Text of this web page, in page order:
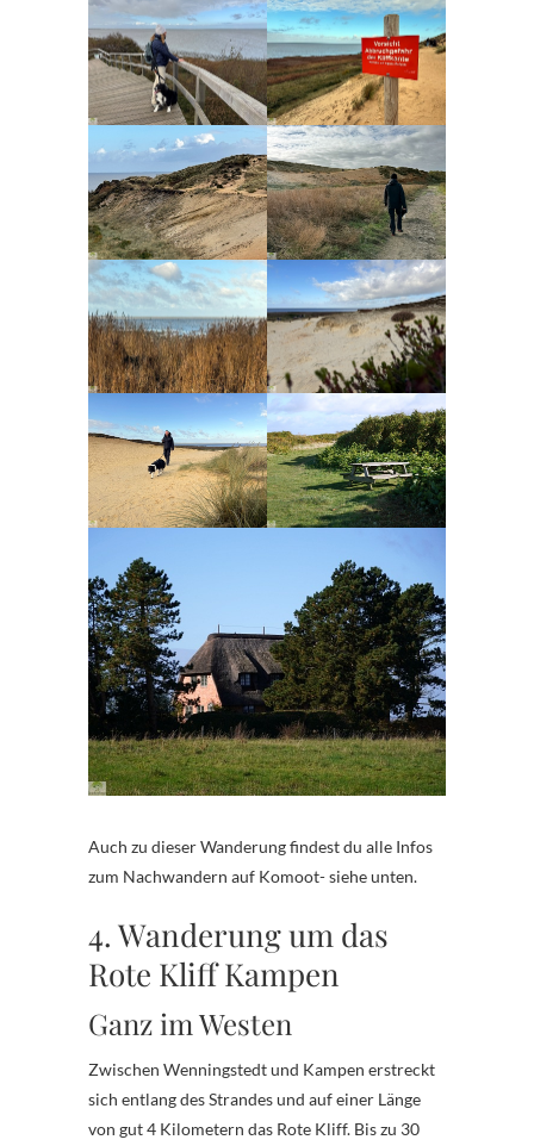
Auch zu dieser Wanderung findest du alle Infos
zum Nachwandern auf Komoot- siehe unten.
4. Wanderung um das
Rote Kliff Kampen
Ganz im Westen
Zwischen Wenningstedt und Kampen erstreckt
sich entlang des Strandes und auf einer Länge
von gut 4 Kilometern das Rote Kliff. Bis zu 30